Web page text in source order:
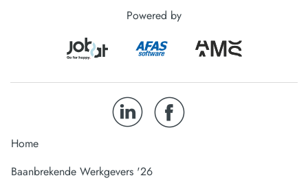
Powered by
Home
Baanbrekende Werkgevers '26